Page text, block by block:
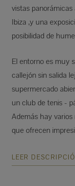
vistas
Ibiza ,y una
posibilidad de
El entorno es muy
callejón sin salida
supermercado
un club de tenis -
Además hay
que ofrecen
LEER